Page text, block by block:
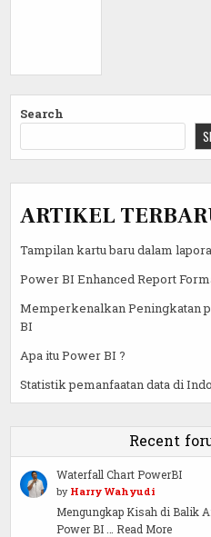
Search
ARTIKEL
Tampilan kartu baru dalam
Power BI Enhanced Report
Memperkenalkan Peningkatan
BI
Apa itu Power BI ?
Statistik pemanfaatan data di
Recent
Waterfall Chart PowerBI
by Harry Wahyudi
Mengungkap Kisah di Balik
Power BI … Read More